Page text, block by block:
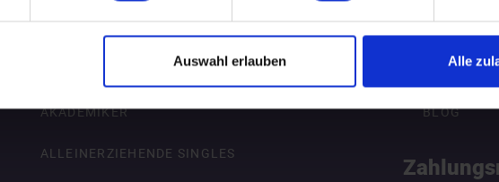
Auswahl erlauben Alle
Special-Events
AKADEMIKER
ALLEINERZIEHENDE SINGLES
RATGEBER
BLOG